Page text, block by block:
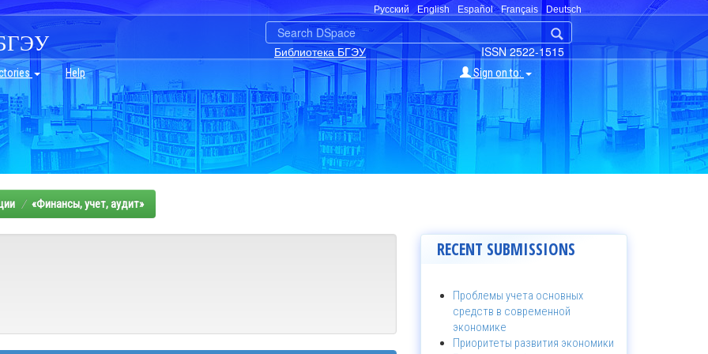
Русский English Español Français Deutsch
ISSN 2522-1515
Библиотека БГЭУ
Help Sign on to:
«Финансы, учет, аудит»
RECENT SUBMISSIONS
Проблемы учета основных
средств в современной
экономике
Приоритеты развития экономики